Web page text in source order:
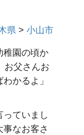
県 > 小山市
稚園の頃か
お父さんお
かるよ」
ていまし
なお客さ